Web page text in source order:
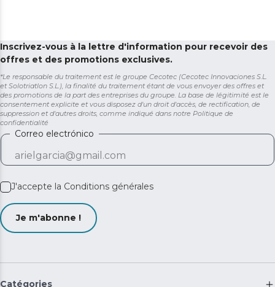
Inscrivez-vous à la lettre d'information pour recevoir des
offres et des promotions exclusives.
*Le responsable du traitement est le groupe Cecotec (Cecotec Innovaciones S.L.
et Solotriatlon S.L.), la finalité du traitement étant de vous envoyer des offres et
des promotions de la part des entreprises du groupe. La base de légitimité est le
consentement explicite et vous disposez d'un droit d'accès, de rectification, de
suppression et d'autres droits, comme indiqué dans notre Politique de
confidentialité
Correo electrónico
J'accepte la Conditions générales
Je m'abonne !
Catégories